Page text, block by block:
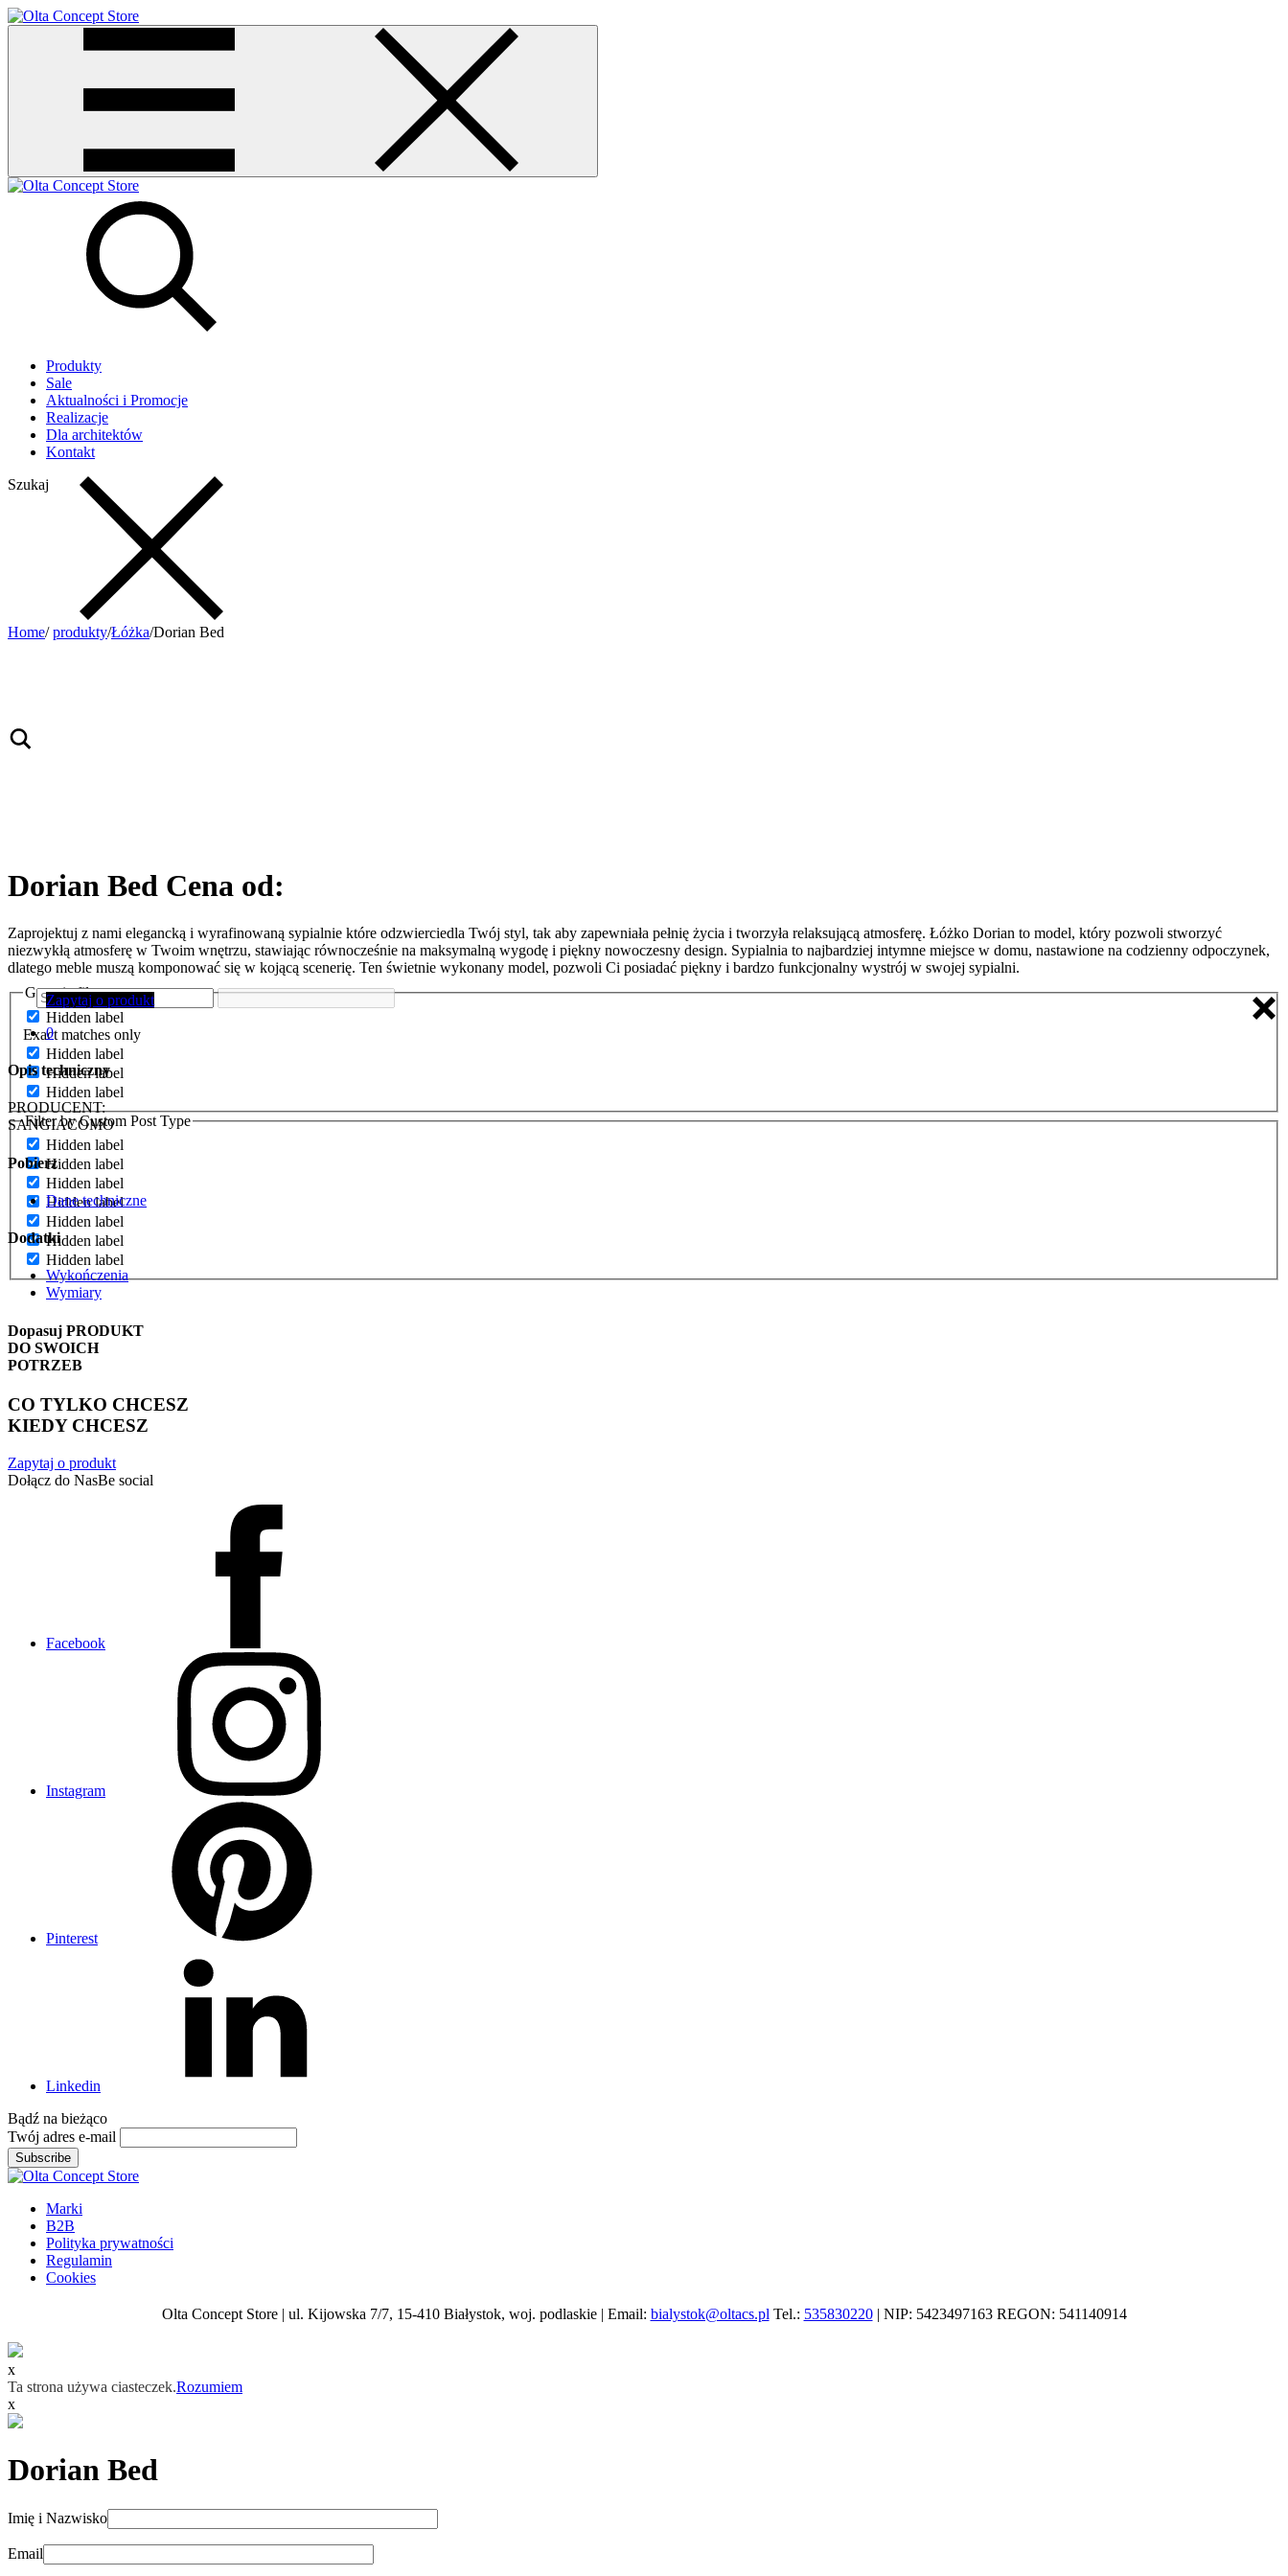
Produkty
Sale
Aktualności i Promocje
Realizacje
Dla architektów
Kontakt
Szukaj
Generic filters
Hidden label
Exact matches only
Hidden label
Hidden label
Hidden label
Filter by Custom Post Type
Hidden label
Hidden label
Hidden label
Hidden label
Hidden label
Hidden label
Hidden label
Home/ produkty/Łóżka/Dorian Bed
Dorian Bed Cena od:
Zaprojektuj z nami elegancką i wyrafinowaną sypialnie które odzwierciedla Twój styl, tak aby zapewniała pełnię życia i tworzyła relaksującą atmosferę. Łóżko Dorian to model, który pozwoli stworzyć
niezwykłą atmosferę w Twoim wnętrzu, stawiając równocześnie na maksymalną wygodę i piękny nowoczesny design. Sypialnia to najbardziej intymne miejsce w domu, nastawione na codzienny odpoczynek,
dlatego meble muszą komponować się w kojącą scenerię. Ten świetnie wykonany model, pozwoli Ci posiadać piękny i bardzo funkcjonalny wystrój w swojej sypialni.
Zapytaj o produkt
0
Opis techniczny
PRODUCENT:
SANGIACOMO
Pobierz
Dane techniczne
Dodatki
Wykończenia
Wymiary
Dopasuj PRODUKT
DO SWOICH
POTRZEB
CO TYLKO CHCESZ
KIEDY CHCESZ
Zapytaj o produkt
Dołącz do NasBe social
Facebook
Instagram
Pinterest
Linkedin
Bądź na bieżąco
Twój adres e-mail
Subscribe
Marki
B2B
Polityka prywatności
Regulamin
Cookies
Olta Concept Store | ul. Kijowska 7/7, 15-410 Białystok, woj. podlaskie | Email: bialystok@oltacs.pl Tel.: 535830220| NIP: 5423497163 REGON: 541140914
x
Ta strona używa ciasteczek.Rozumiem
x
Dorian Bed
Imię i Nazwisko
Email